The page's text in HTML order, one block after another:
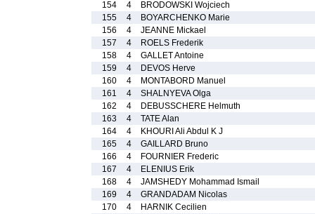
154 4
BRODOWSKI Wojciech
155
4
BOYARCHENKO Marie
156
4
JEANNE Mickael
157
4
ROELS Frederik
158
4
GALLET Antoine
159
4
DEVOS Herve
160
4
MONTABORD Manuel
161
4
SHALNYEVA Olga
162
4
DEBUSSCHERE Helmuth
163
4
TATE Alan
164
4
KHOURI Ali Abdul K J
165
4
GAILLARD Bruno
166
4
FOURNIER Frederic
167
4
ELENIUS Erik
168
4
JAMSHEDY Mohammad Ismail
169
4
GRANDADAM Nicolas
170
4
HARNIK Cecilien